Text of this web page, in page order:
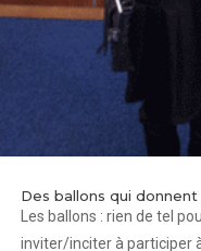
Des ballons qui
Les ballons : rien de tel
inviter/inciter à participer